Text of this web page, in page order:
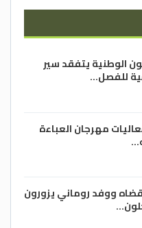
الوطنية يتفقد سير
للفصل…
مهرجان العباءة
ووفد روماني يزورون